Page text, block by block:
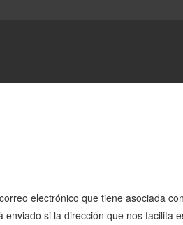
electrónico que tiene asociada
si la dirección que nos facilita